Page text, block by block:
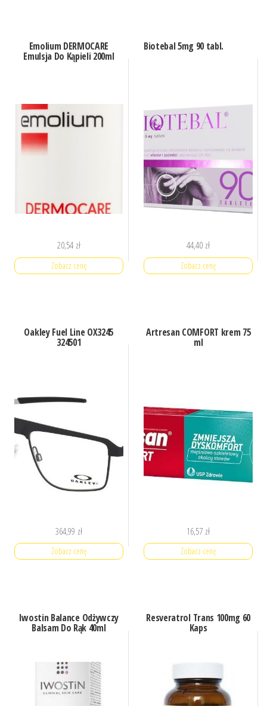
Emolium DERMOCARE
Emulsja Do Kąpieli 200ml
20,54 zł
Zobacz cenę
Biotebal 5mg 90 tabl.
44,40 zł
Zobacz cenę
Oakley Fuel Line OX3245
324501
364,99 zł
Zobacz cenę
Artresan COMFORT krem 75
ml
16,57 zł
Zobacz cenę
Iwostin Balance Odżywczy
Balsam Do Rąk 40ml
Resveratrol Trans 100mg 60
Kaps